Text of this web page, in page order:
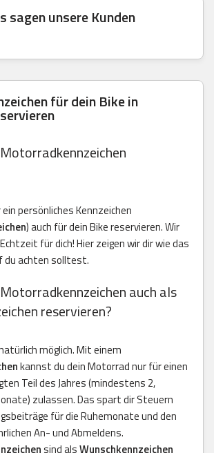
sagen unsere Kunden
für dein Bike in
persönliches Kennzeichen
) auch für dein Bike reservieren. Wir
für dich! Hier zeigen wir dir wie das
du achten solltest.
auch als
reservieren?
möglich. Mit einem
kannst du dein Motorrad nur für einen
Teil des Jahres (mindestens 2,
zulassen. Das spart dir Steuern
für die Ruhemonate und den
An- und Abmeldens.
sind alsWunschkennzeichen